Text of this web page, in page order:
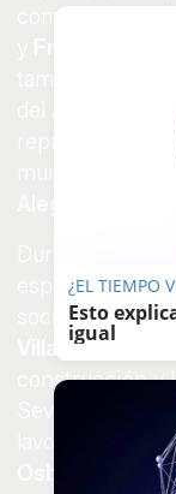
también por el
del Agua de la
municipales
espacio de
socios al
Villagrán, con
construcción y
Sevilla y
lavozdelsur.es
¿EL TIEMPO
Esto
igual